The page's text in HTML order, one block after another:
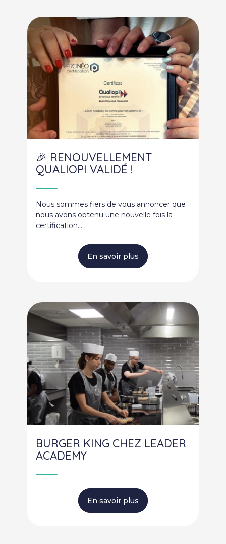
🎉 RENOUVELLEMENT
QUALIOPI VALIDÉ !
Nous sommes fiers de vous annoncer que
nous avons obtenu une nouvelle fois la
certification…
En savoir plus
BURGER KING CHEZ LEADER
ACADEMY
En savoir plus